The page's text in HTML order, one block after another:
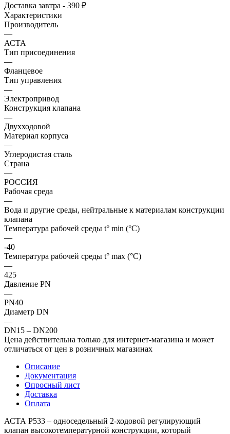
Доставка завтра - 390 ₽
Характеристики
Производитель
—
АСТА
Тип присоединения
—
Фланцевое
Тип управления
—
Электропривод
Конструкция клапана
—
Двухходовой
Материал корпуса
—
Углеродистая сталь
Страна
—
РОССИЯ
Рабочая среда
—
Вода и другие среды, нейтральные к материалам конструкции
клапана
Температура рабочей среды t° min (°C)
—
-40
Температура рабочей среды t° max (°C)
—
425
Давление PN
—
PN40
Диаметр DN
—
DN15 – DN200
Цена действительна только для интернет-магазина и может
отличаться от цен в розничных магазинах
Описание
Документация
Опросный лист
Доставка
Оплата
АСТА Р533 – односедельный 2-ходовой регулирующий
клапан высокотемпературной конструкции, который